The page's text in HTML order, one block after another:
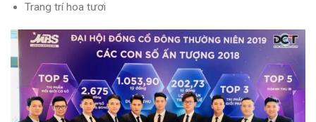
Trang trí hoa tươi